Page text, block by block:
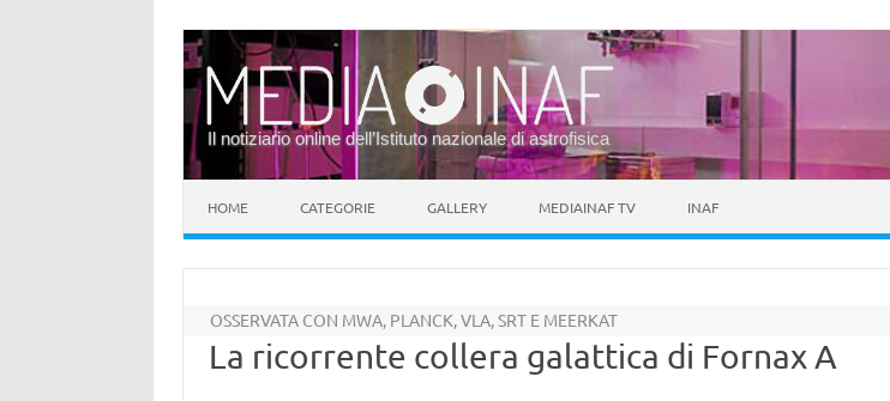
Il notiziario online dell’Istituto nazionale di astrofisica
HOME CATEGORIE GALLERY MEDIAINAF TV INAF
OSSERVATA CON MWA, PLANCK, VLA, SRT E MEERKAT
La ricorrente collera galattica di Fornax A